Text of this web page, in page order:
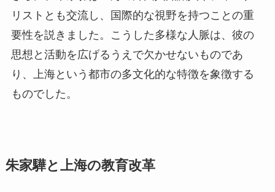
リストとも交流し、国際的な視野を持つことの重
要性を説きました。こうした多様な人脈は、彼の
思想と活動を広げるうえで欠かせないものであ
り、上海という都市の多文化的な特徴を象徴する
ものでした。
朱家驊と上海の教育改革